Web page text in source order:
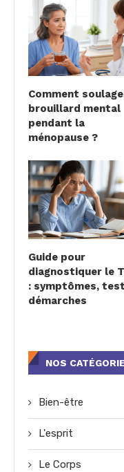
Comment
brouillard mental
pendant la
ménopause ?
Guide pour
diagnostiquer le
: symptômes,
démarches
NOS
Bien-être
L'esprit
Le Corps